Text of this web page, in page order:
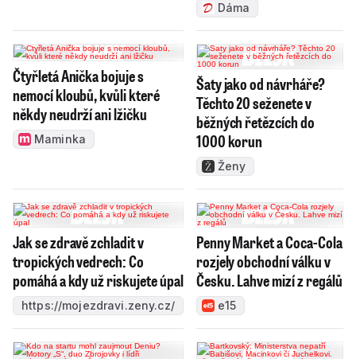
Dáma
Čtyřletá Anička bojuje s
nemocí kloubů, kvůli které
někdy neudrží ani lžičku
Maminka
Šaty jako od návrháře?
Těchto 20 seženete v
běžných řetězcích do
1000 korun
Ženy
Jak se zdravě zchladit v
tropických vedrech: Co
pomáhá a kdy už riskujete úpal
https://mojezdravi.zeny.cz/
Penny Market a Coca-Cola
rozjely obchodní válku v
Česku. Lahve mizí z regálů
e15